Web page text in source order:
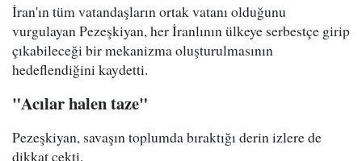
İran'ın tüm vatandaşların ortak vatanı olduğunu
vurgulayan Pezeşkiyan, her İranlının ülkeye serbestçe girip
çıkabileceği bir mekanizma oluşturulmasının
hedeflendiğini kaydetti.
"Acılar halen taze"
Pezeşkiyan, savaşın toplumda bıraktığı derin izlere de
dikkat çekti.